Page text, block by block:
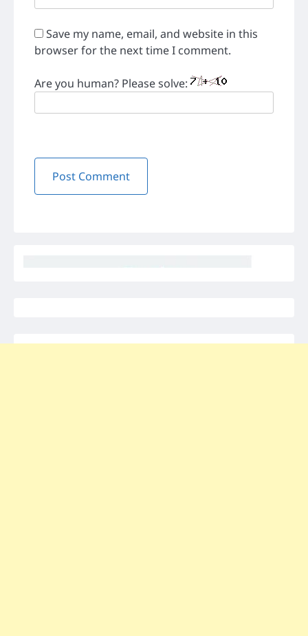
Save my name, email, and website in this
browser for the next time I comment.
Are you human? Please solve: